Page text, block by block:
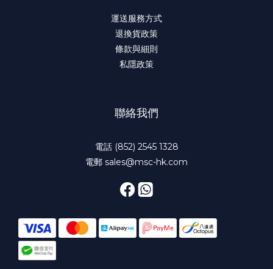
運送服務方式
退換貨政策
條款與細則
私隱政策
聯絡我們
電話 (852) 2545 1328
電郵 sales@msc-hk.com